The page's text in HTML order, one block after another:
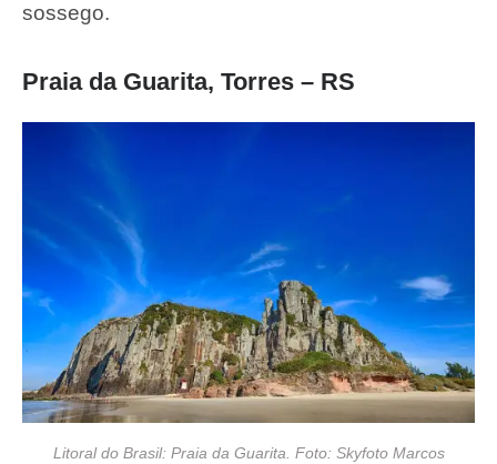
sossego.
Praia da Guarita, Torres – RS
Litoral do Brasil: Praia da Guarita. Foto: Skyfoto Marcos